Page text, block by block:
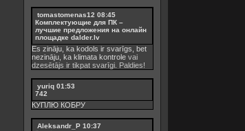
tomastomenas12 08:45
Комплектующие для ПК –
лучшие предложения на онлайн
площадке dalder.lv
Es zināju, ka kodols ir svarīgs, bet
nezināju, ka klimata kontrole vai
dzesētājs ir tikpat svarīgi. Paldies!
yuriq 01:53
742
КУПЛЮ КОБРУ
Aleksandr_P 10:37